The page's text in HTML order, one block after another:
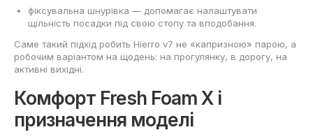
фіксувальна шнурівка — допомагає налаштувати
щільність посадки під свою стопу та вподобання.
Саме такий підхід робить Hierro v7 не «капризною» парою, а
робочим варіантом на щодень: на прогулянку, в дорогу, на
активні вихідні.
Комфорт Fresh Foam X і
призначення моделі